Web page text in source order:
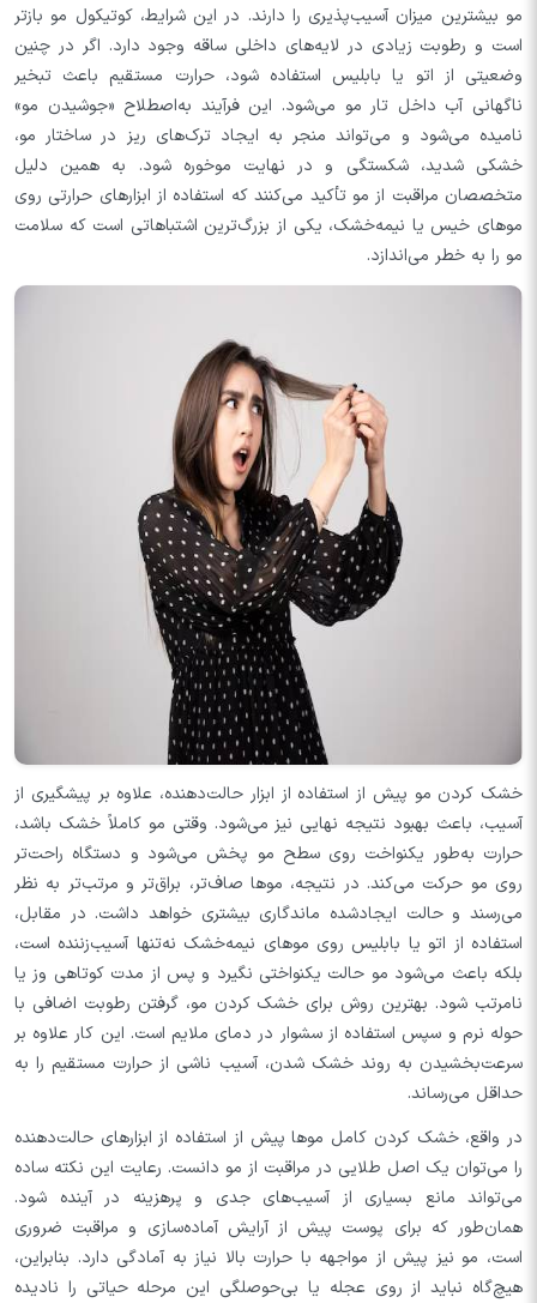
مو بیشترین میزان آسیب‌پذیری را دارند. در این شرایط، کوتیکول مو بازتر
است و رطوبت زیادی در لایه‌های داخلی ساقه وجود دارد. اگر در چنین
وضعیتی از اتو یا بابلیس استفاده شود، حرارت مستقیم باعث تبخیر
ناگهانی آب داخل تار مو می‌شود. این فرآیند به‌اصطلاح «جوشیدن مو»
نامیده می‌شود و می‌تواند منجر به ایجاد ترک‌های ریز در ساختار مو،
خشکی شدید، شکستگی و در نهایت موخوره شود. به همین دلیل
متخصصان مراقبت از مو تأکید می‌کنند که استفاده از ابزارهای حرارتی روی
موهای خیس یا نیمه‌خشک، یکی از بزرگ‌ترین اشتباهاتی است که سلامت
مو را به خطر می‌اندازد.
خشک کردن مو پیش از استفاده از ابزار حالت‌دهنده، علاوه بر پیشگیری از
آسیب، باعث بهبود نتیجه نهایی نیز می‌شود. وقتی مو کاملاً خشک باشد،
حرارت به‌طور یکنواخت روی سطح مو پخش می‌شود و دستگاه راحت‌تر
روی مو حرکت می‌کند. در نتیجه، موها صاف‌تر، براق‌تر و مرتب‌تر به نظر
می‌رسند و حالت ایجادشده ماندگاری بیشتری خواهد داشت. در مقابل،
استفاده از اتو یا بابلیس روی موهای نیمه‌خشک نه‌تنها آسیب‌زننده است،
بلکه باعث می‌شود مو حالت یکنواختی نگیرد و پس از مدت کوتاهی وز یا
نامرتب شود. بهترین روش برای خشک کردن مو، گرفتن رطوبت اضافی با
حوله نرم و سپس استفاده از سشوار در دمای ملایم است. این کار علاوه بر
سرعت‌بخشیدن به روند خشک شدن، آسیب ناشی از حرارت مستقیم را به
حداقل می‌رساند.
در واقع، خشک کردن کامل موها پیش از استفاده از ابزارهای حالت‌دهنده
را می‌توان یک اصل طلایی در مراقبت از مو دانست. رعایت این نکته ساده
می‌تواند مانع بسیاری از آسیب‌های جدی و پرهزینه در آینده شود.
همان‌طور که برای پوست پیش از آرایش آماده‌سازی و مراقبت ضروری
است، مو نیز پیش از مواجهه با حرارت بالا نیاز به آمادگی دارد. بنابراین،
هیچ‌گاه نباید از روی عجله یا بی‌حوصلگی این مرحله حیاتی را نادیده